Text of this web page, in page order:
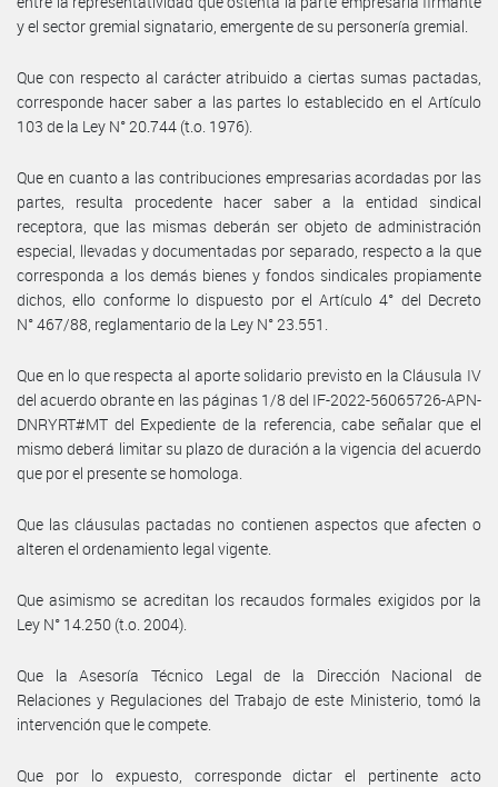
y el sector gremial signatario, emergente de su personería gremial.
Que con respecto al carácter atribuido a ciertas sumas pactadas,
corresponde hacer saber a las partes lo establecido en el Artículo
103 de la Ley N° 20.744 (t.o. 1976).
Que en cuanto a las contribuciones empresarias acordadas por las
partes, resulta procedente hacer saber a la entidad sindical
receptora, que las mismas deberán ser objeto de administración
especial, llevadas y documentadas por separado, respecto a la que
corresponda a los demás bienes y fondos sindicales propiamente
dichos, ello conforme lo dispuesto por el Artículo 4° del Decreto
N° 467/88, reglamentario de la Ley N° 23.551.
Que en lo que respecta al aporte solidario previsto en la Cláusula IV
del acuerdo obrante en las páginas 1/8 del IF-2022-56065726-APN-
DNRYRT#MT del Expediente de la referencia, cabe señalar que el
mismo deberá limitar su plazo de duración a la vigencia del acuerdo
que por el presente se homologa.
Que las cláusulas pactadas no contienen aspectos que afecten o
alteren el ordenamiento legal vigente.
Que asimismo se acreditan los recaudos formales exigidos por la
Ley N° 14.250 (t.o. 2004).
Que la Asesoría Técnico Legal de la Dirección Nacional de
Relaciones y Regulaciones del Trabajo de este Ministerio, tomó la
intervención que le compete.
Que por lo expuesto, corresponde dictar el pertinente acto